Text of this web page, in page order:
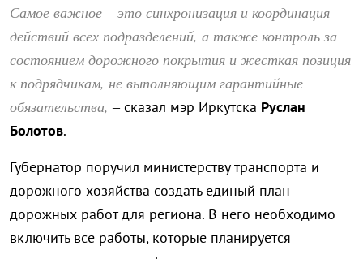
Самое важное – это синхронизация и координация
действий всех подразделений, а также контроль за
состоянием дорожного покрытия и жесткая позиция
к подрядчикам, не выполняющим гарантийные
обязательства, – сказал мэр Иркутска Руслан
Болотов.
Губернатор поручил министерству транспорта и
дорожного хозяйства создать единый план
дорожных работ для региона. В него необходимо
включить все работы, которые планируется